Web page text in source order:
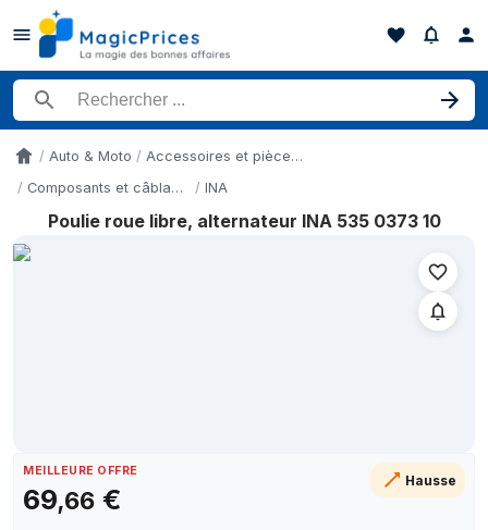
Rechercher un produit
AccueilAuto & Moto
Accessoires et pièces de véhicules à moteur
Composants et câblages électriques de voiture
INA
Poulie roue libre, alternateur INA 535 0373 10
MEILLEURE OFFRE
69,66 €
Hausse
Historique des prix de Poulie roue libre, alternateur INA 535
66,18
4 août 2026
69,31
5 août 2026